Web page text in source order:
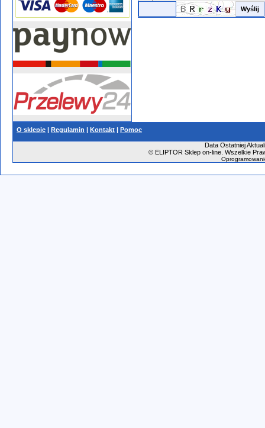
O sklepie | Regulamin | Kontakt | Pomoc
Data Ostatniej
©ELIPTOR Sklep on-line. Wszelkie